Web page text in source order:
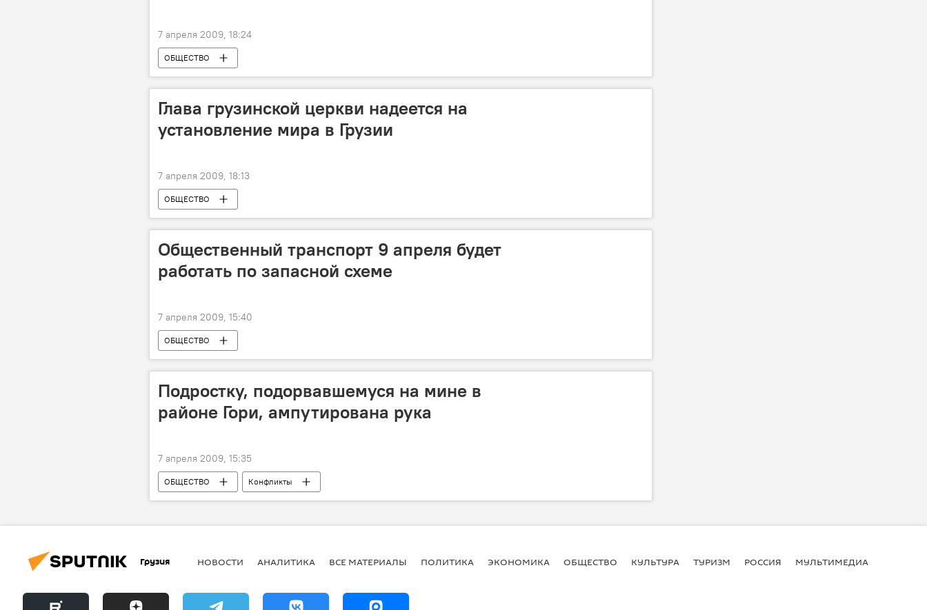
7 апреля 2009, 18:24
ОБЩЕСТВО
Глава грузинской церкви надеется на
установление мира в Грузии
7 апреля 2009, 18:13
ОБЩЕСТВО
Общественный транспорт 9 апреля будет
работать по запасной схеме
7 апреля 2009, 15:40
ОБЩЕСТВО
Подростку, подорвавшемуся на мине в
районе Гори, ампутирована рука
7 апреля 2009, 15:35
ОБЩЕСТВО Конфликты
Грузия НОВОСТИ АНАЛИТИКА ВСЕ МАТЕРИАЛЫ ПОЛИТИКА ЭКОНОМИКА ОБЩЕСТВО КУЛЬТУРА ТУРИЗМ РОССИЯ МУЛЬТИМЕДИА